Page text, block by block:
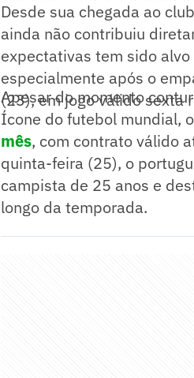
Desde sua chegada ao
ainda não contribuiu
expectativas tem sido
especialmente após o
(23), em jogo válido sexta
Apesar do momento
Ícone do futebol mundial, o
mês, com contrato válido
quinta-feira (25), o
campista de 25 anos e
longo da temporada.